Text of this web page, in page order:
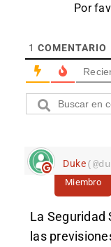
Por
1 COMENTARIO
Duke
Miembro
La Seguridad
las